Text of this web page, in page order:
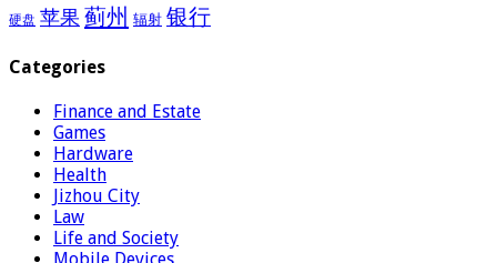
硬盘 苹果 蓟州 辐射 银行
Categories
Finance and Estate
Games
Hardware
Health
Jizhou City
Law
Life and Society